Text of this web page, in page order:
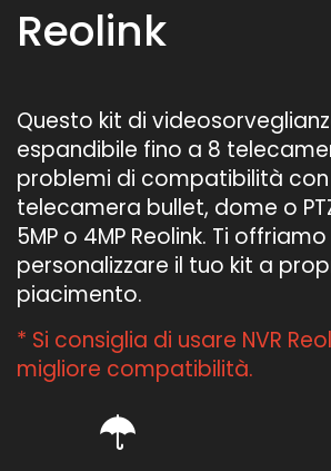
Reolink
Questo kit di
espandibile fino a 8
problemi di compatibilità con
telecamera bullet, dome o
5MP o 4MP Reolink. Ti
personalizzare il tuo kit a
piacimento.
* Si consiglia di usare NVR
migliore compatibilità.